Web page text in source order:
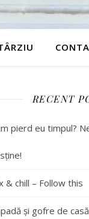
RECENT
pierd eu timpul?
& chill – Follow this
și gofre de